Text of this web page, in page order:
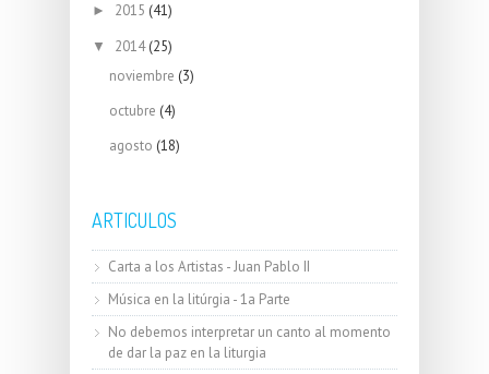
► 2015 (41)
▼ 2014 (25)
noviembre (3)
octubre (4)
agosto (18)
ARTICULOS
Carta a los Artistas - Juan Pablo II
Música en la litúrgia - 1a Parte
No debemos interpretar un canto al momento
de dar la paz en la liturgia